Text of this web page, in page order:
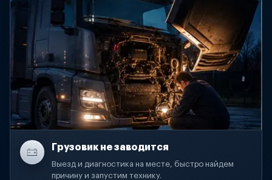
Грузовик не заводится
Выезд и диагностика на месте, быстро найдем
причину и запустим технику.